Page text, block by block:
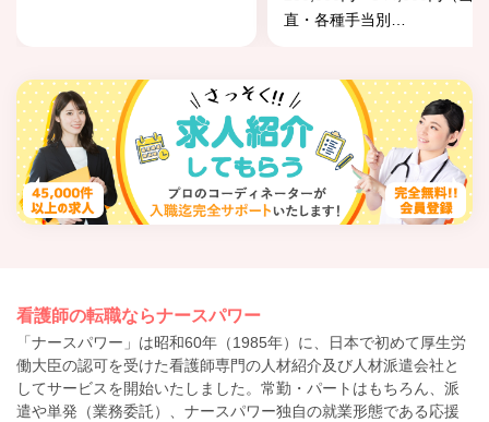
直・各種手当別
看護師の転職ならナースパワー
「ナースパワー」は昭和60年（1985年）に、日本で初めて厚生労
働大臣の認可を受けた看護師専門の人材紹介及び人材派遣会社と
してサービスを開始いたしました。常勤・パートはもちろん、派
遣や単発（業務委託）、ナースパワー独自の就業形態である応援